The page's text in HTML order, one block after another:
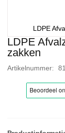
LDPE
zakken
Artikelnummer
LDPE
Ga
naar
begin
afbeeldingen-